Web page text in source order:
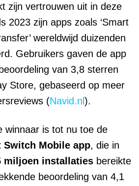
zijn vertrouwen uit in deze
2023 zijn apps zoals ‘Smart
wereldwijd duizenden
Gebruikers gaven de app
van 3,8 sterren
Store, gebaseerd op meer
(Navid.nl ).
winnaar is tot nu toe de
Switch Mobile app, die in
miljoen installaties bereikte
beoordeling van 4,1